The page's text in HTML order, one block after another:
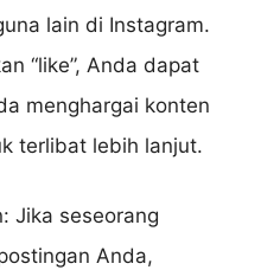
lain di Instagram.
“like”, Anda dapat
menghargai konten
terlibat lebih lanjut.
Jika seseorang
Anda,